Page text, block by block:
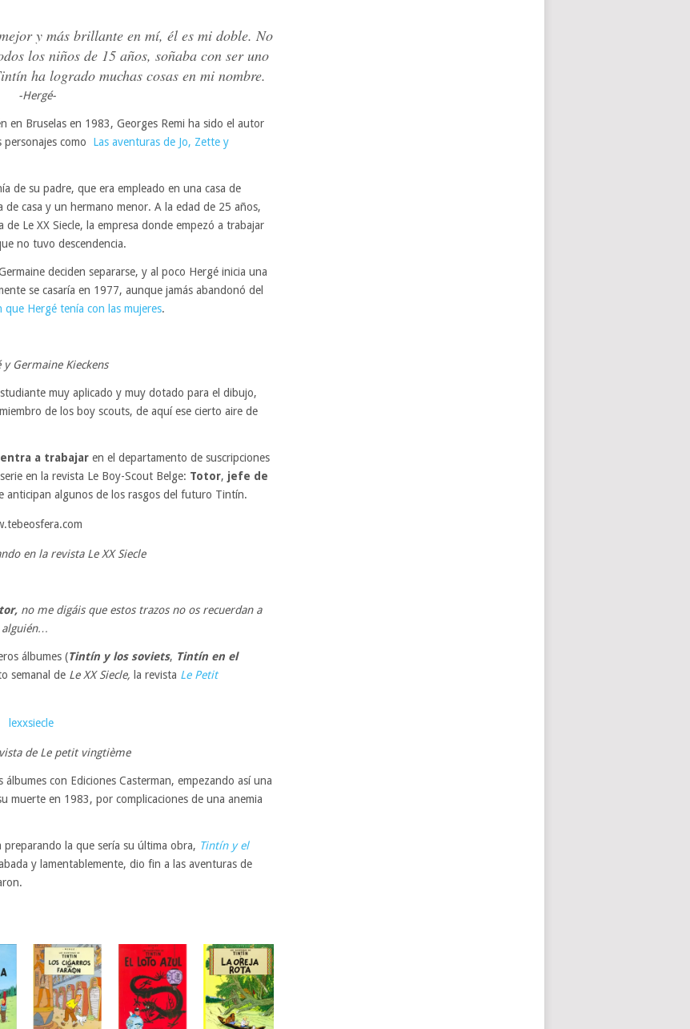
y más brillante en mí, él es mi doble. No
los niños de 15 años, soñaba con ser uno
ha logrado muchas cosas en mi nombre.
-Hergé-
en Bruselas en 1983, Georges Remi ha sido el autor
personajes como Las aventuras de Jo, Zette y
de su padre, que era empleado en una casa de
casa y un hermano menor. A la edad de 25 años,
de Le XX Siecle, la empresa donde empezó a trabajar
no tuvo descendencia.
deciden separarse, y al poco Hergé inicia una
se casaría en 1977, aunque jamás abandonó del
que Hergé tenía con las mujeres.
y Germaine Kieckens
muy aplicado y muy dotado para el dibujo,
de los boy scouts, de aquí ese cierto aire de
entra a trabajar en el departamento de suscripciones
en la revista Le Boy-Scout Belge: Totor, jefe de
anticipan algunos de los rasgos del futuro Tintín.
en la revista Le XX Siecle
no me digáis que estos trazos no os recuerdan a
alguién…
álbumes (Tintín y los soviets, Tintín en el
semanal de Le XX Siecle, la revista Le Petit
de Le petit vingtième
con Ediciones Casterman, empezando así una
muerte en 1983, por complicaciones de una anemia
la que sería su última obra, Tintín y el
y lamentablemente, dio fin a las aventuras de